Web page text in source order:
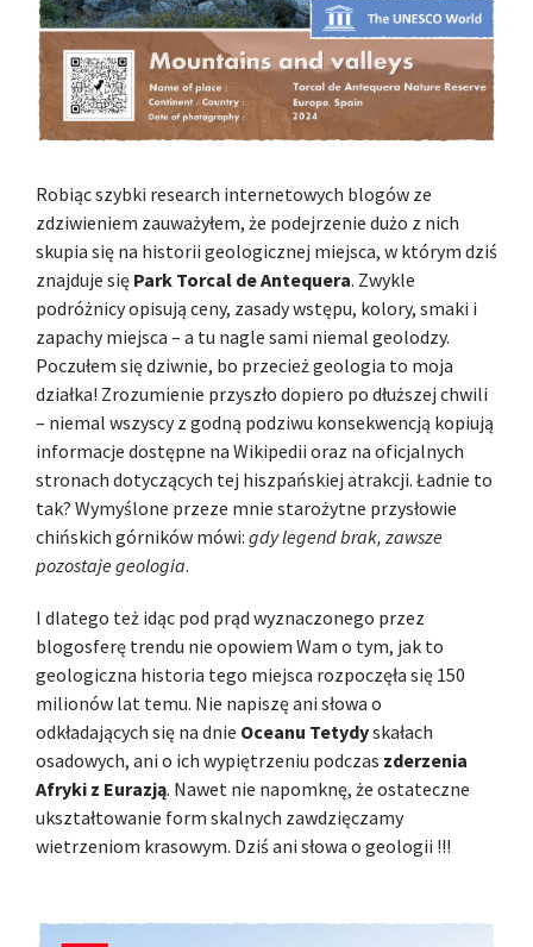
Robiąc szybki research internetowych blogów ze
zdziwieniem zauważyłem, że podejrzenie dużo z nich
skupia się na historii geologicznej miejsca, w którym dziś
znajduje się Park Torcal de Antequera. Zwykle
podróżnicy opisują ceny, zasady wstępu, kolory, smaki i
zapachy miejsca – a tu nagle sami niemal geolodzy.
Poczułem się dziwnie, bo przecież geologia to moja
działka! Zrozumienie przyszło dopiero po dłuższej chwili
– niemal wszyscy z godną podziwu konsekwencją kopiują
informacje dostępne na Wikipedii oraz na oficjalnych
stronach dotyczących tej hiszpańskiej atrakcji. Ładnie to
tak? Wymyślone przeze mnie starożytne przysłowie
chińskich górników mówi: gdy legend brak, zawsze
pozostaje geologia.
I dlatego też idąc pod prąd wyznaczonego przez
blogosferę trendu nie opowiem Wam o tym, jak to
geologiczna historia tego miejsca rozpoczęła się 150
milionów lat temu. Nie napiszę ani słowa o
odkładających się na dnie Oceanu Tetydyskałach
osadowych, ani o ich wypiętrzeniu podczas zderzenia
Afryki z Eurazją. Nawet nie napomknę, że ostateczne
ukształtowanie form skalnych zawdzięczamy
wietrzeniom krasowym. Dziś ani słowa o geologii !!!